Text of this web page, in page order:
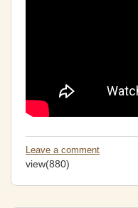
Leave a comment
view(880)